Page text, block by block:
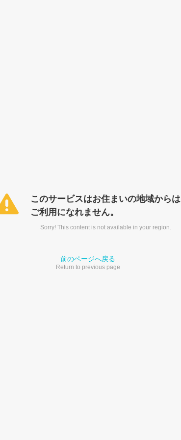
このサービスはお住まいの地域からは
ご利用になれません。
Sorry! This content is not available in your region.
前のページへ戻る
Return to previous page